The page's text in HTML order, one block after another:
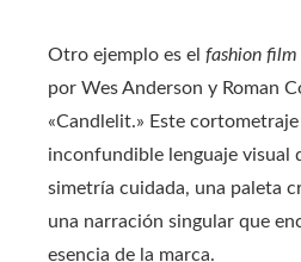
Otro ejemplo es el fashion film
por Wes Anderson y Roman
«Candlelit.» Este cortometraje
inconfundible lenguaje visual
simetría cuidada, una paleta
una narración singular que
esencia de la marca.